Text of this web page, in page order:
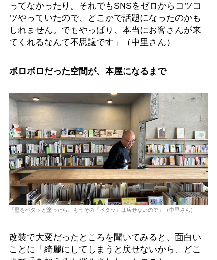
ってなかったり。それでもSNSをゼロからコツコ
ツやっていたので、どこかで話題になったのかも
しれません。でもやっぱり、本当にお客さんが来
てくれるなんて不思議です」（中里さん）
ボロボロだった空間が、本屋になるまで
「壁をベタッと塗ったら、もうその『ベタッ』は戻せないので」（中里さん）
改装で大変だったところを聞いてみると、面白い
ことに「綺麗にしてしまうと戻せないから、どこ